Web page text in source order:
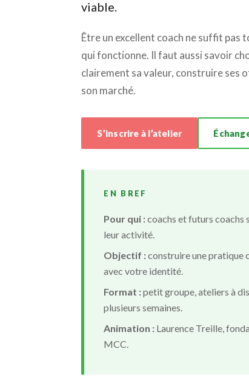
viable.
Être un excellent coach ne suffit
qui fonctionne. Il faut aussi savoir
clairement sa valeur, construire ses
son marché.
S’inscrire à l’atelier
EN BREF
Pour qui :coachs et futurs coachs
leur activité.
Objectif :construire une pratique
avec votre identité.
Format :petit groupe, ateliers à
plusieurs semaines.
Animation : Laurence Treille,
MCC.